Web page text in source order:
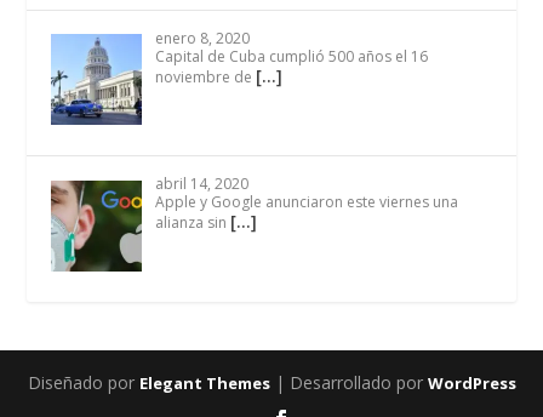
enero 8, 2020
Capital de Cuba cumplió 500 años el 16
noviembre de […]
abril 14, 2020
Apple y Google anunciaron este viernes una
alianza sin […]
Diseñado por Elegant Themes| Desarrollado por WordPress